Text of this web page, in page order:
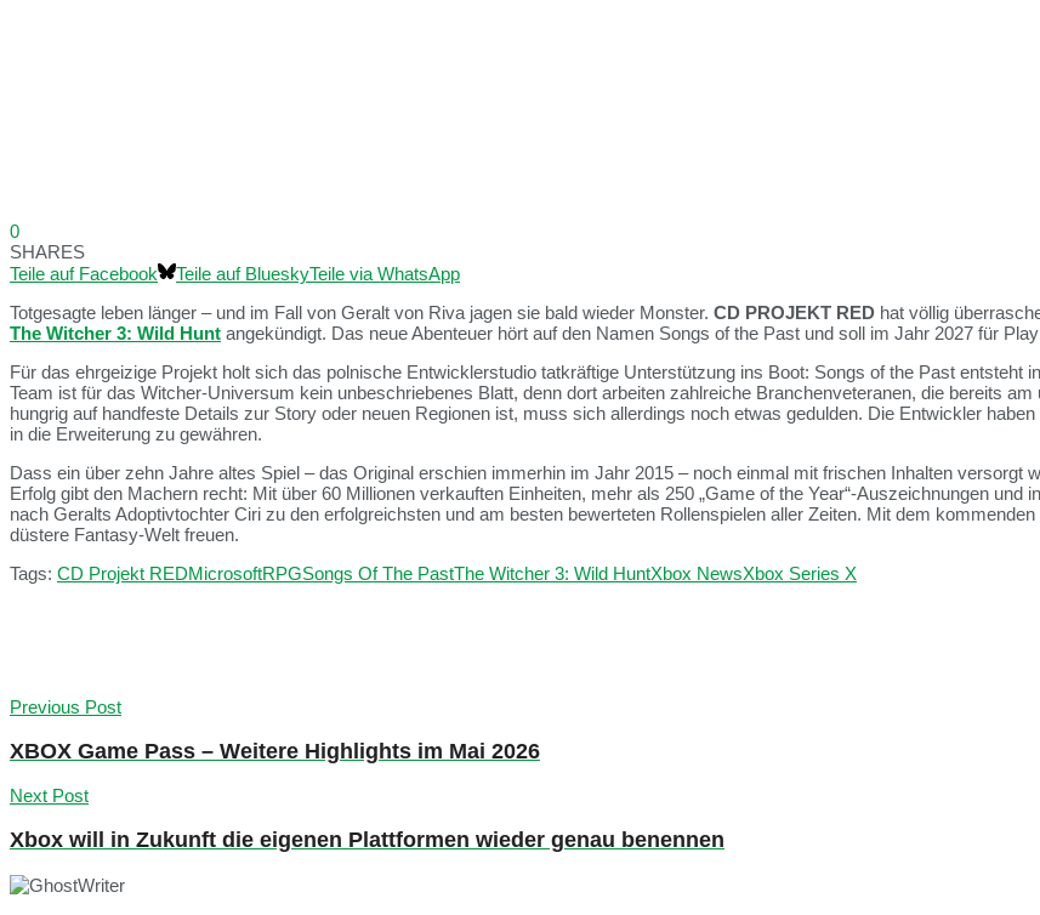
0
SHARES
Teile auf Facebook
Teile auf BlueskyTeile via WhatsApp
Totgesagte leben länger – und im Fall von Geralt von Riva jagen sie bald wieder Monster. CD PROJEKT RED hat völlig
The Witcher 3: Wild Hunt angekündigt. Das neue Abenteuer hört auf den Namen Songs of the Past und soll im Jahr 2027 für
Für das ehrgeizige Projekt holt sich das polnische Entwicklerstudio tatkräftige Unterstützung ins Boot: Songs of the Past entsteht
Team ist für das Witcher-Universum kein unbeschriebenes Blatt, denn dort arbeiten zahlreiche Branchenveteranen, die bereits
hungrig auf handfeste Details zur Story oder neuen Regionen ist, muss sich allerdings noch etwas gedulden. Die Entwickler
in die Erweiterung zu gewähren.
Dass ein über zehn Jahre altes Spiel – das Original erschien immerhin im Jahr 2015 – noch einmal mit frischen Inhalten versorgt
Erfolg gibt den Machern recht: Mit über 60 Millionen verkauften Einheiten, mehr als 250 „Game of the Year“-Auszeichnungen
nach Geralts Adoptivtochter Ciri zu den erfolgreichsten und am besten bewerteten Rollenspielen aller Zeiten. Mit dem
düstere Fantasy-Welt freuen.
Tags: CD Projekt REDMicrosoftRPGSongs Of The PastThe Witcher 3: Wild HuntXbox NewsXbox Series X
Previous Post
XBOX Game Pass – Weitere Highlights im Mai 2026
Next Post
Xbox will in Zukunft die eigenen Plattformen wieder genau benennen